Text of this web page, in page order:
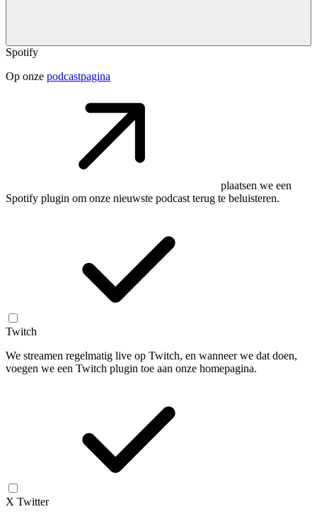
Spotify
Op onze podcastpagina
plaatsen we een
Spotify plugin om onze nieuwste podcast terug te beluisteren.
Twitch
We streamen regelmatig live op Twitch, en wanneer we dat doen,
voegen we een Twitch plugin toe aan onze homepagina.
X Twitter